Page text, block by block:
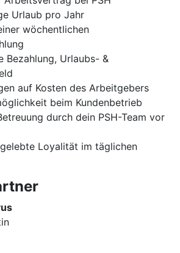
Urlaub pro Jahr
wöchentlichen
Bezahlung, Urlaubs- &
auf Kosten des Arbeitgebers
beim Kundenbetrieb
durch dein PSH-Team vor
Loyalität im täglichen